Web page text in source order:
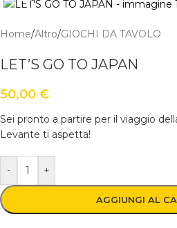
Home/Altro/GIOCHI DA TAVOLO
LET’S GO TO JAPAN
50,00 €
Sei pronto a partire per il viaggio
Levante ti aspetta!
- +
AGGIUNGI AL